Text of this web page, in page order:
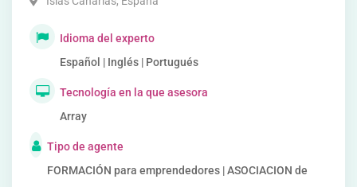
Idioma del experto
Español | Inglés | Portugués
Tecnología en la que asesora
Array
Tipo de agente
FORMACIÓN para emprendedores | ASOCIACION de